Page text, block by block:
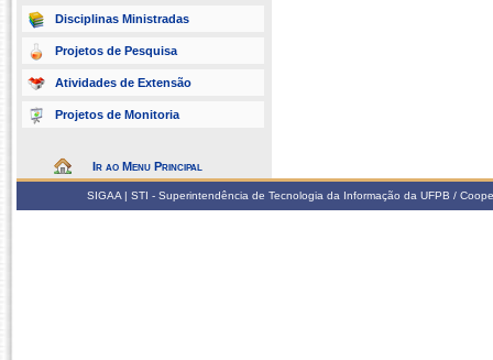
Disciplinas Ministradas
Projetos de Pesquisa
Atividades de Extensão
Projetos de Monitoria
Ir ao Menu Principal
SIGAA | STI - Superintendência de Tecnologia da Informação da UFPB /